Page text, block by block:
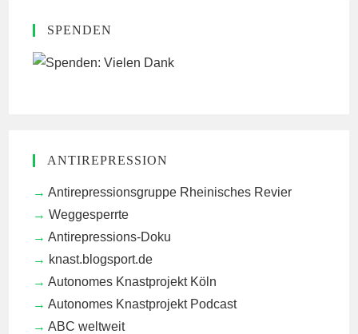
SPENDEN
ANTIREPRESSION
Antirepressionsgruppe Rheinisches Revier
Weggesperrte
Antirepressions-Doku
knast.blogsport.de
Autonomes Knastprojekt Köln
Autonomes Knastprojekt Podcast
ABC weltweit